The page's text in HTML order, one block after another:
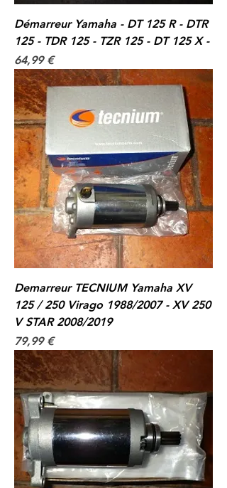
Démarreur Yamaha - DT 125 R - DTR
125 - TDR 125 - TZR 125 - DT 125 X -
Prix
64,99 €
Demarreur TECNIUM Yamaha XV
125 / 250 Virago 1988/2007 - XV 250
V STAR 2008/2019
Prix
79,99 €